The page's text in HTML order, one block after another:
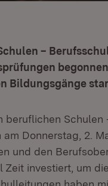
–
Bildungsgänge
beruflichen
Donnerstag, 2.
und den
Zeit investiert, um